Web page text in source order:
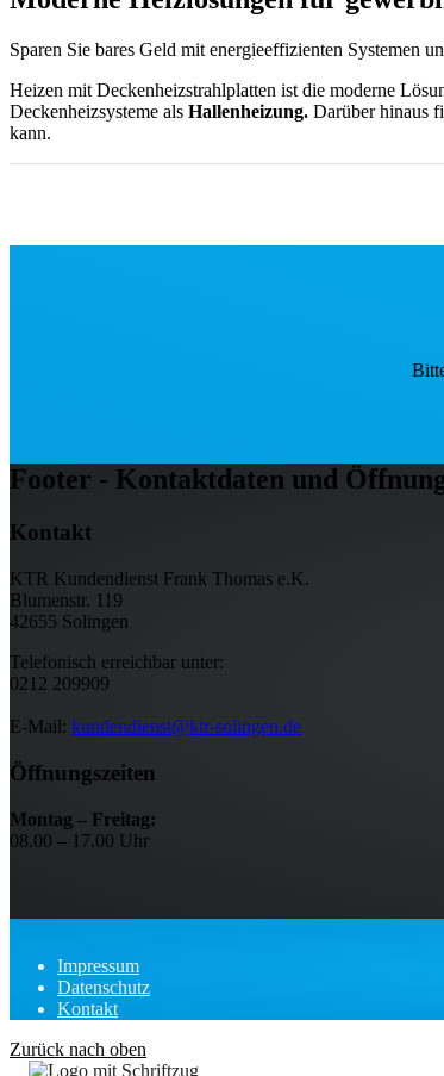
Sparen Sie bares Geld mit energieeffizienten Systemen
Heizen mit Deckenheizstrahlplatten ist die moderne
Deckenheizsysteme als Hallenheizung. Darüber hinaus
kann.
Footer - Kontaktdaten und
Kontakt
KTR Kundendienst Frank Thomas e.K.
Blumenstr. 119
42655 Solingen
Telefonisch erreichbar unter:
0212 209909
E-Mail: kundendienst@ktr-solingen.de
Öffnungszeiten
Montag – Freitag:
08.00 – 17.00 Uhr
Impressum
Datenschutz
Kontakt
Zurück nach oben